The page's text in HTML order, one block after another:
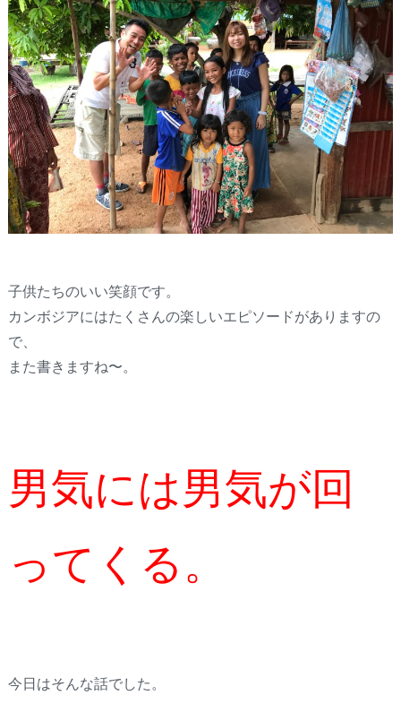
子供たちのいい笑顔です。
カンボジアにはたくさんの楽しいエピソードがありますの
で、
また書きますね〜。
男気には男気が回
ってくる。
今日はそんな話でした。